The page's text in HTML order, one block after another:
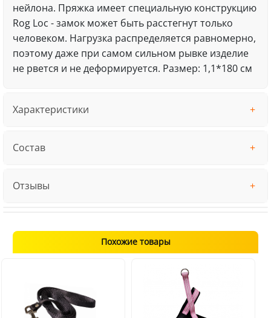
нейлона. Пряжка имеет специальную конструкцию
Rog Loc - замок может быть расстегнут только
человеком. Нагрузка распределяется равномерно,
поэтому даже при самом сильном рывке изделие
не рвется и не деформируется. Размер: 1,1*180 см
Характеристики
Состав
Отзывы
Похожие товары